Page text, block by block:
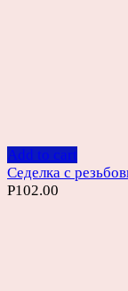
Add to cart
Седелка с
Р102.00